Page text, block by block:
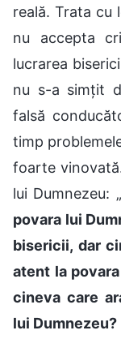
reală. Trata cu
nu accepta
lucrarea
nu s-a simțit
falsă
timp
foarte
lui Dumnezeu: „
povara lui
bisericii, dar
atent la
cineva care
lui